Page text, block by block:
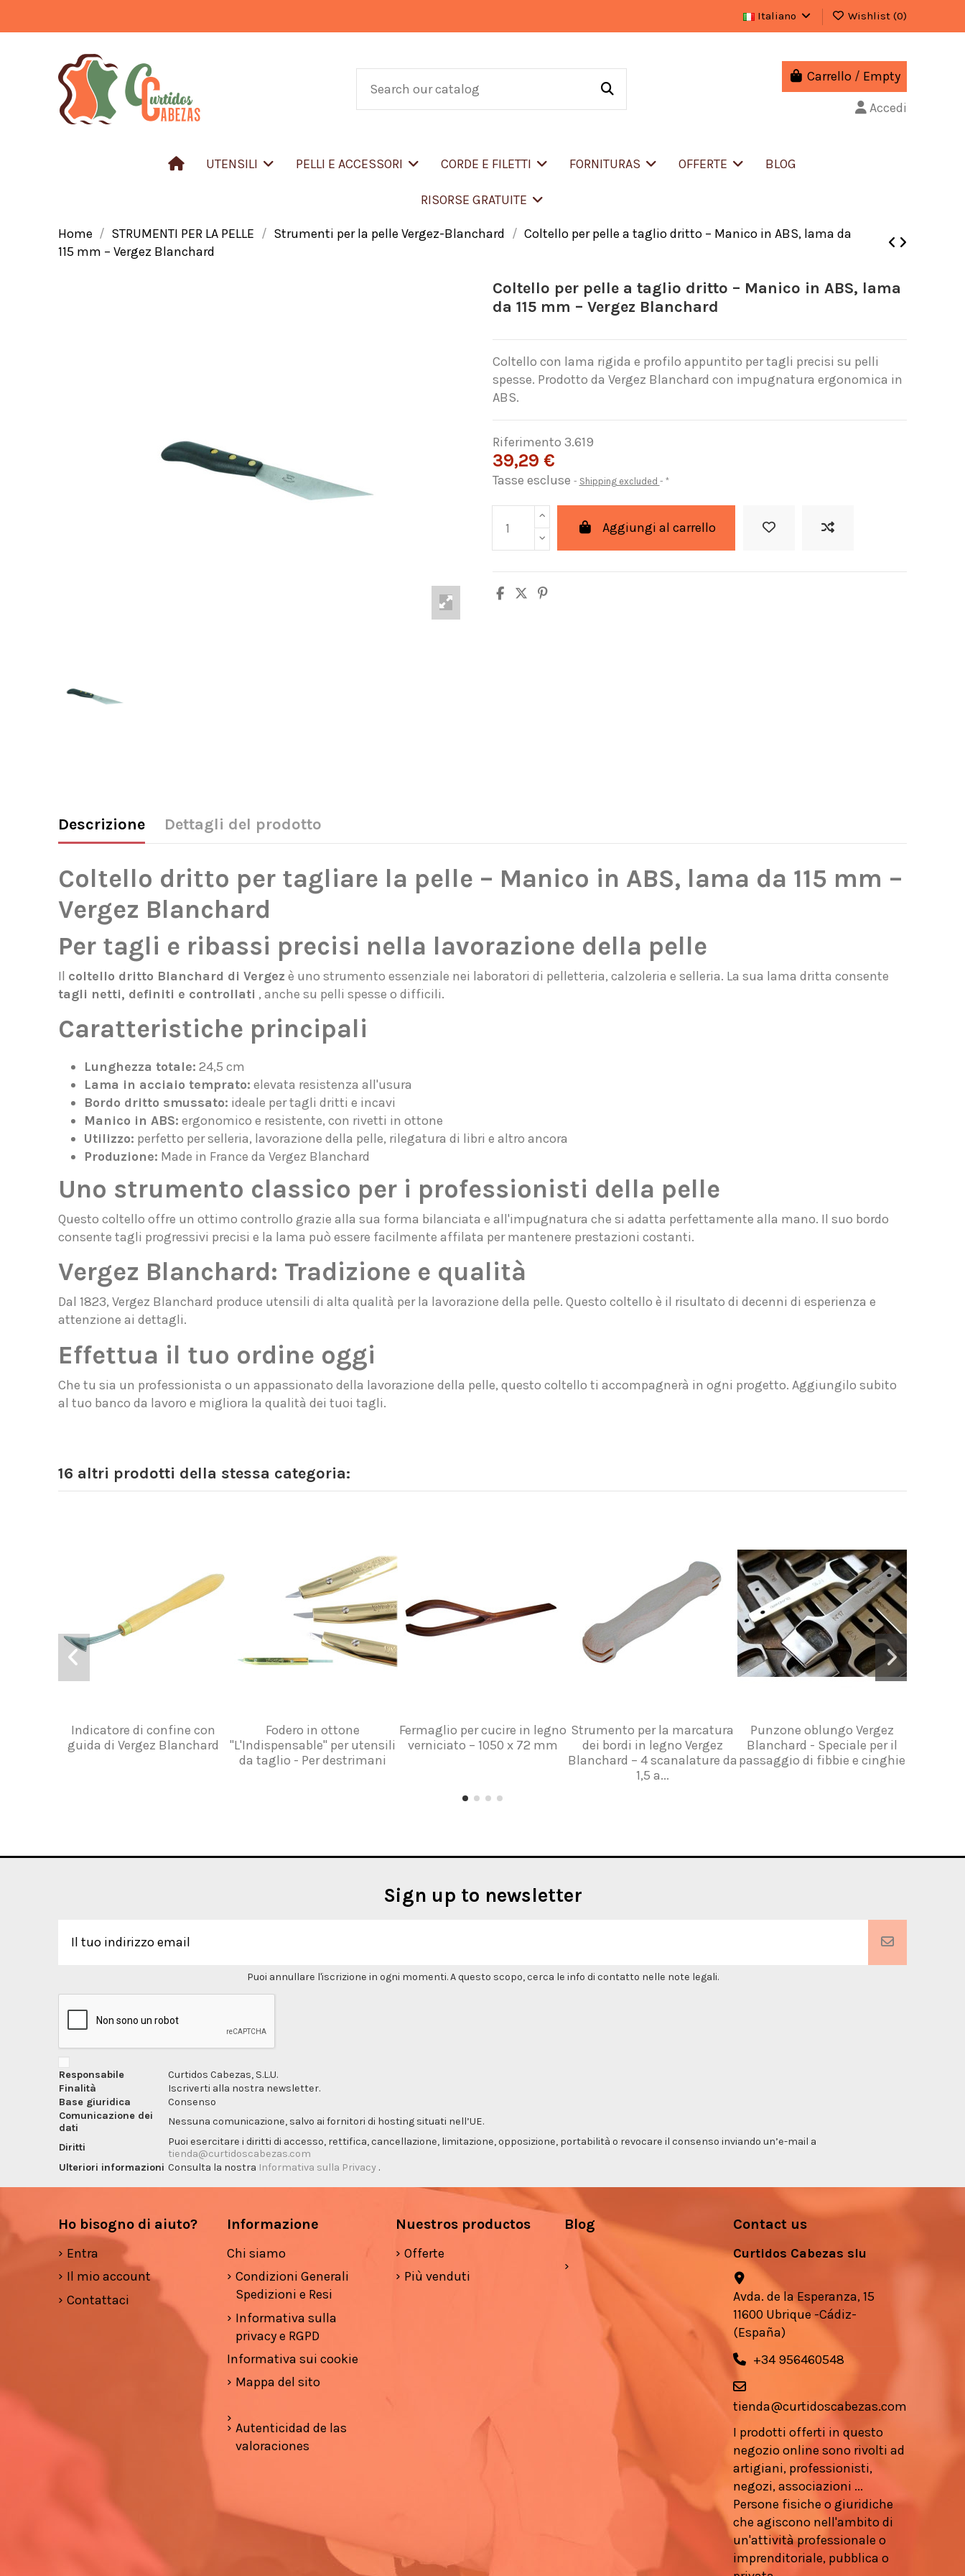
Italiano Wishlist (0)
Carrello / Empty
Accedi
UTENSILI PELLI E ACCESSORI CORDE E FILETTI FORNITURAS OFFERTE BLOG
RISORSE GRATUITE
Home STRUMENTI PER LA PELLE Strumenti per la pelle Vergez-Blanchard
Coltello per pelle a taglio dritto – Manico in ABS, lama da
115 mm – Vergez Blanchard
Coltello per pelle a taglio dritto – Manico in ABS, lama
da 115 mm – Vergez Blanchard
Coltello con lama rigida e profilo appuntito per tagli precisi su pelli
spesse. Prodotto da Vergez Blanchard con impugnatura ergonomica in
ABS.
Riferimento 3.619
39,29 €
Tasse escluse Shipping excluded *
Aggiungi al carrello
Descrizione Dettagli del prodotto
Coltello dritto per tagliare la pelle – Manico in ABS, lama da 115 mm –
Vergez Blanchard
Per tagli e ribassi precisi nella lavorazione della pelle
Il coltello dritto Blanchard di Vergez è uno strumento essenziale nei laboratori di pelletteria, calzoleria e selleria. La sua lama dritta consente
tagli netti, definiti e controllati , anche su pelli spesse o difficili.
Caratteristiche principali
Lunghezza totale: 24,5 cm
Lama in acciaio temprato: elevata resistenza all'usura
Bordo dritto smussato: ideale per tagli dritti e incavi
Manico in ABS: ergonomico e resistente, con rivetti in ottone
Utilizzo: perfetto per selleria, lavorazione della pelle, rilegatura di libri e altro ancora
Produzione: Made in France da Vergez Blanchard
Uno strumento classico per i professionisti della pelle
Questo coltello offre un ottimo controllo grazie alla sua forma bilanciata e all'impugnatura che si adatta perfettamente alla mano. Il suo bordo
consente tagli progressivi precisi e la lama può essere facilmente affilata per mantenere prestazioni costanti.
Vergez Blanchard: Tradizione e qualità
Dal 1823, Vergez Blanchard produce utensili di alta qualità per la lavorazione della pelle. Questo coltello è il risultato di decenni di esperienza e
attenzione ai dettagli.
Effettua il tuo ordine oggi
Che tu sia un professionista o un appassionato della lavorazione della pelle, questo coltello ti accompagnerà in ogni progetto. Aggiungilo subito
al tuo banco da lavoro e migliora la qualità dei tuoi tagli.
16 altri prodotti della stessa categoria:
Indicatore di confine con
guida di Vergez Blanchard
Fodero in ottone
"L'Indispensable" per utensili
da taglio - Per destrimani
Fermaglio per cucire in legno
verniciato – 1050 x 72 mm
Strumento per la marcatura
dei bordi in legno Vergez
Blanchard – 4 scanalature da
1,5 a...
Punzone oblungo Vergez
Blanchard - Speciale per il
passaggio di fibbie e cinghie
Sign up to newsletter
Puoi annullare l'iscrizione in ogni momenti. A questo scopo, cerca le info di contatto nelle note legali.
Responsabile
Curtidos Cabezas, S.L.U.
Finalità
Iscriverti alla nostra newsletter.
Base giuridica
Consenso
Comunicazione dei
dati
Nessuna comunicazione, salvo ai fornitori di hosting situati nell’UE.
Diritti
Puoi esercitare i diritti di accesso, rettifica, cancellazione, limitazione, opposizione, portabilità o revocare il consenso inviando un’e-mail a
tienda@curtidoscabezas.com
Ulteriori informazioni Consulta la nostra Informativa sulla Privacy .
Ho bisogno di aiuto?
Entra
Il mio account
Contattaci
Informazione
Chi siamo
Condizioni Generali
Spedizioni e Resi
Informativa sulla
privacy e RGPD
Informativa sui cookie
Mappa del sito
Autenticidad de las
valoraciones
Nuestros productos
Offerte
Più venduti
Blog Contact us
Curtidos Cabezas slu
Avda. de la Esperanza, 15
11600 Ubrique -Cádiz-
(España)
+34 956460548
tienda@curtidoscabezas.com
I prodotti offerti in questo
negozio online sono rivolti ad
artigiani, professionisti,
negozi, associazioni ...
Persone fisiche o giuridiche
che agiscono nell'ambito di
un'attività professionale o
imprenditoriale, pubblica o